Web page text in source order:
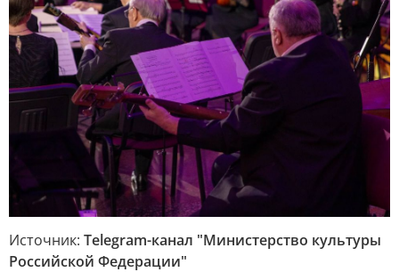
Источник: Telegram-канал "Министерство культуры
Российской Федерации"